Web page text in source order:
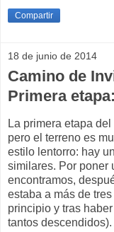
Compartir
18 de junio de 2014
Camino de
Primera
La primera etapa
pero el terreno es
estilo lentorro: hay
similares. Por poner
encontramos,
estaba a más de
principio y tras
tantos